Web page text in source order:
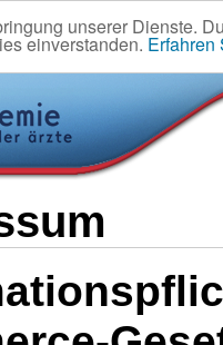
unserer Dienste.
einverstanden. Erfahren